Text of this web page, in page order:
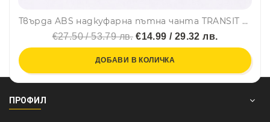
Твърда ABS надкуфарна пътна чанта TRANSIT 800 RED
€27.50 / 53.79 лв.€14.99 / 29.32 лв.
ДОБАВИ В КОЛИЧКА
ПРОФИЛ